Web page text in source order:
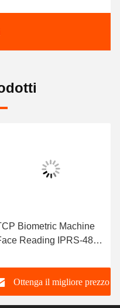
Biometric Machine
Reading IPRS-485
Ottenga il migliore prezzo